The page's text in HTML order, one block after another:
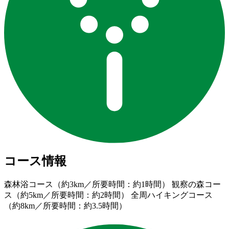
コース情報
森林浴コース（約3km／所要時間：約1時間） 観察の森コー
ス（約5km／所要時間：約2時間） 全周ハイキングコース
（約8km／所要時間：約3.5時間）